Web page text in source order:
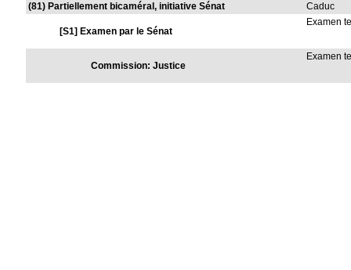
(81) Partiellement bicaméral, initiative Sénat Caduc
[S1] Examen par le Sénat
Examen
Commission: Justice
Examen